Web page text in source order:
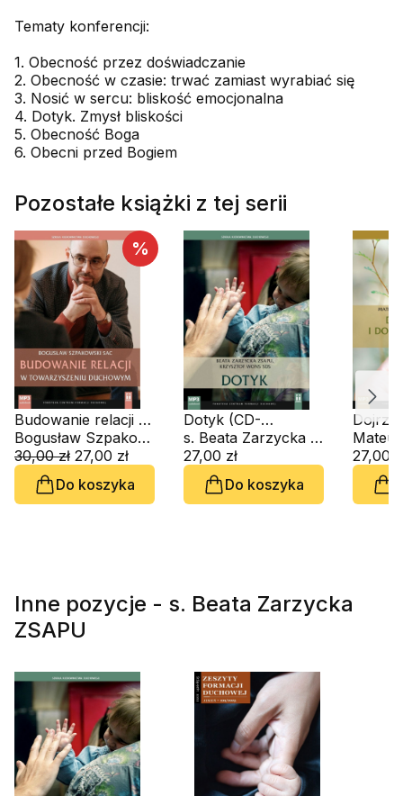
Tematy konferencji:
1. Obecność przez doświadczanie
2. Obecność w czasie: trwać zamiast wyrabiać się
3. Nosić w sercu: bliskość emocjonalna
4. Dotyk. Zmysł bliskości
5. Obecność Boga
6. Obecni przed Bogiem
Pozostałe książki z tej serii
%
Budowanie relacji w
towarzyszeniu
duchowym (CD-
audiobook)
Bogusław Szpakowski SAC
30,00 zł 27,00 zł
Do koszyka
Dotyk (CD-
audiobook)
s. Beata Zarzycka ZSAPU, ks. Krzysztof Wons SDS
27,00 zł
Do koszyka
(CD-
27,00
Inne pozycje - s. Beata Zarzycka
ZSAPU